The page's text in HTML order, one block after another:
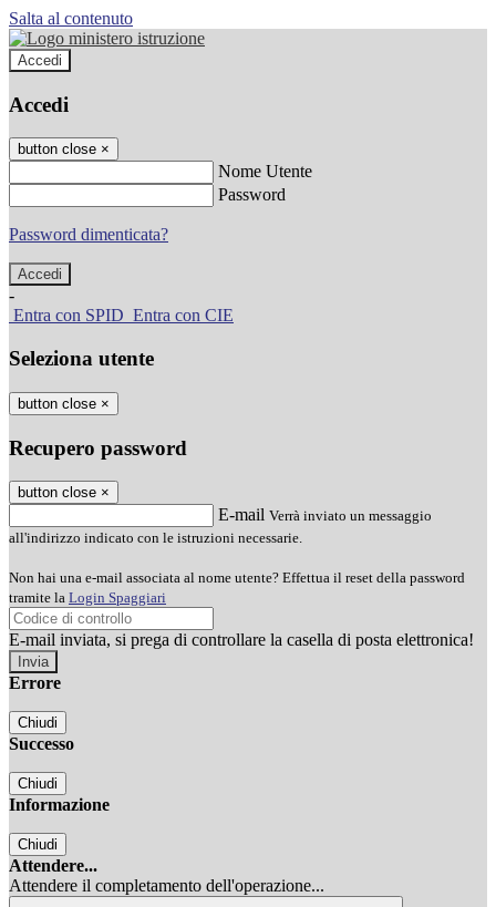
Salta al contenuto
Accedi
Accedi
button close ×
Nome Utente
Password
Password dimenticata?
-
Entra con SPID Entra con CIE
Seleziona utente
button close ×
Recupero password
button close ×
E-mail Verrà inviato un messaggio
all'indirizzo indicato con le istruzioni necessarie.
Non hai una e-mail associata al nome utente? Effettua il reset della password
tramite la Login Spaggiari
E-mail inviata, si prega di controllare la casella di posta elettronica!
Errore
Chiudi
Successo
Chiudi
Informazione
Chiudi
Attendere...
Attendere il completamento dell'operazione...